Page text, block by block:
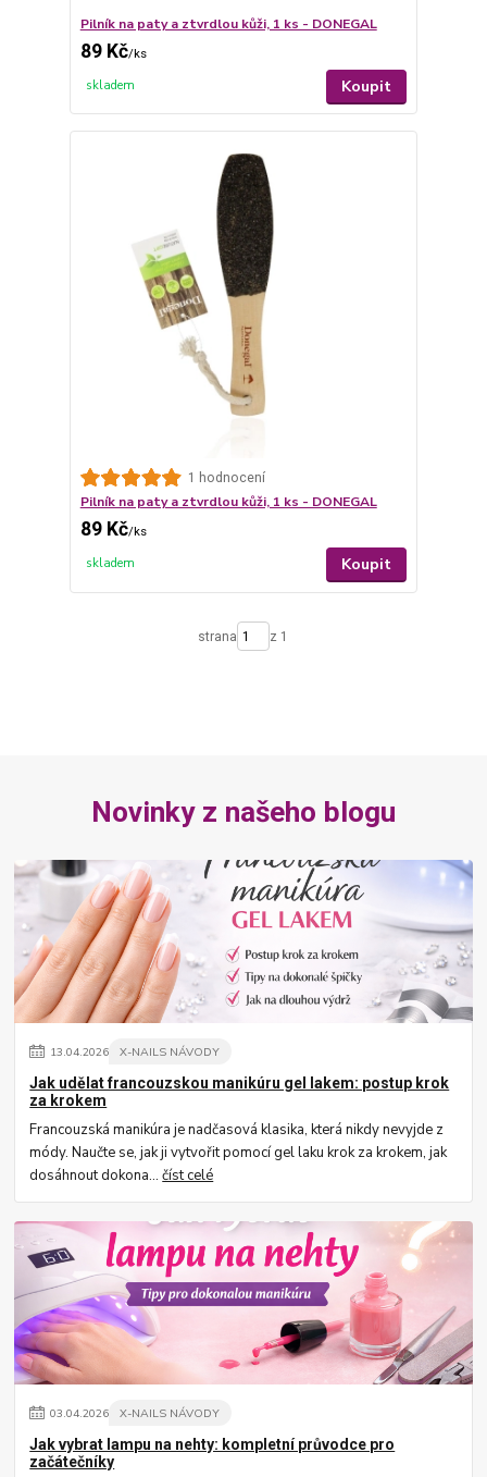
Pilník na paty a ztvrdlou kůži, 1 ks - DONEGAL
89 Kč/ks
skladem Koupit
1 hodnocení
Pilník na paty a ztvrdlou kůži, 1 ks - DONEGAL
89 Kč/ks
skladem Koupit
strana z 1
Novinky z našeho blogu
13.04.2026 X-NAILS NÁVODY
Jak udělat francouzskou manikúru gel lakem: postup krok
za krokem
Francouzská manikúra je nadčasová klasika, která nikdy nevyjde z
módy. Naučte se, jak ji vytvořit pomocí gel laku krok za krokem, jak
dosáhnout dokona...číst celé
03.04.2026 X-NAILS NÁVODY
Jak vybrat lampu na nehty: kompletní průvodce pro
začátečníky